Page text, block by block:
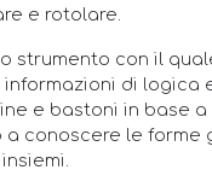
e rotolare.
strumento con il
di logica
e bastoni in base
a conoscere le forme